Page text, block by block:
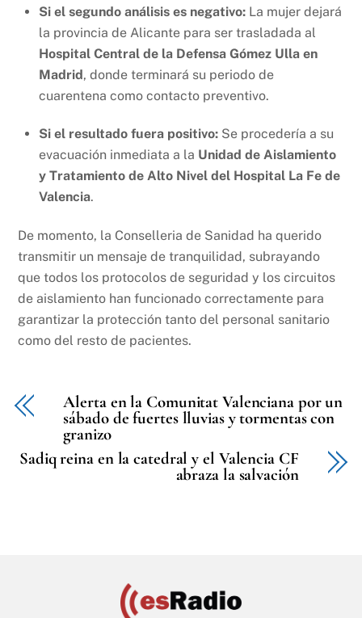
Si el segundo análisis es negativo: La mujer dejará
la provincia de Alicante para ser trasladada al
Hospital Central de la Defensa Gómez Ulla en
Madrid, donde terminará su periodo de
cuarentena como contacto preventivo.
Si el resultado fuera positivo: Se procedería a su
evacuación inmediata a la Unidad de Aislamiento
y Tratamiento de Alto Nivel del Hospital La Fe de
Valencia.
De momento, la Conselleria de Sanidad ha querido
transmitir un mensaje de tranquilidad, subrayando
que todos los protocolos de seguridad y los circuitos
de aislamiento han funcionado correctamente para
garantizar la protección tanto del personal sanitario
como del resto de pacientes.
Alerta en la Comunitat Valenciana por un
sábado de fuertes lluvias y tormentas con
granizo
Sadiq reina en la catedral y el Valencia CF
abraza la salvación